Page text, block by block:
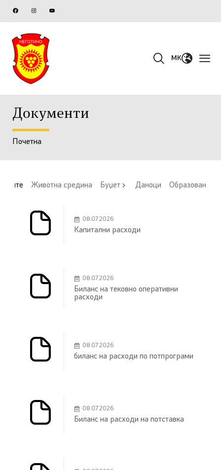
MK
Документи
Почетна
Животна средина Буџет Даноци Образование
Сите
08.07.2026
Капитални расходи
08.07.2026
Биланс на тековно оперативни
расходи
08.07.2026
биланс на расходи по потпрограми
08.07.2026
Биланс на расходи на потставка